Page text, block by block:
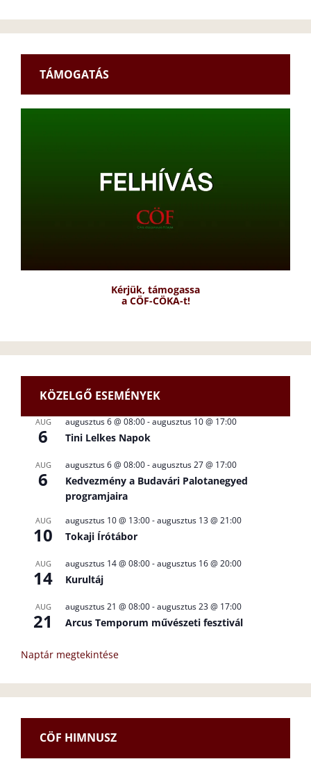
TÁMOGATÁS
Kérjük, támogassa
a CÖF-CÖKA-t!
KÖZELGŐ ESEMÉNYEK
AUG
6
augusztus 6 @ 08:00-augusztus 10 @ 17:00
Tini Lelkes Napok
AUG
6
augusztus 6 @ 08:00-augusztus 27 @ 17:00
Kedvezmény a Budavári Palotanegyed
programjaira
AUG
10
augusztus 10 @ 13:00-augusztus 13 @ 21:00
Tokaji Írótábor
AUG
14
augusztus 14 @ 08:00-augusztus 16 @ 20:00
Kurultáj
AUG
21
augusztus 21 @ 08:00-augusztus 23 @ 17:00
Arcus Temporum művészeti fesztivál
Naptár megtekintése
CÖF HIMNUSZ